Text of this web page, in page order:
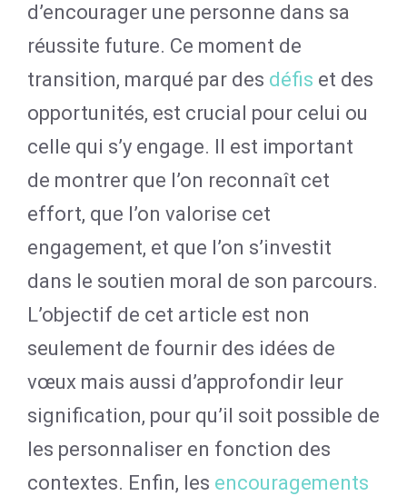
d’encourager une personne dans sa
réussite future. Ce moment de
transition, marqué par des défis et des
opportunités, est crucial pour celui ou
celle qui s’y engage. Il est important
de montrer que l’on reconnaît cet
effort, que l’on valorise cet
engagement, et que l’on s’investit
dans le soutien moral de son parcours.
L’objectif de cet article est non
seulement de fournir des idées de
vœux mais aussi d’approfondir leur
signification, pour qu’il soit possible de
les personnaliser en fonction des
contextes. Enfin, les encouragements